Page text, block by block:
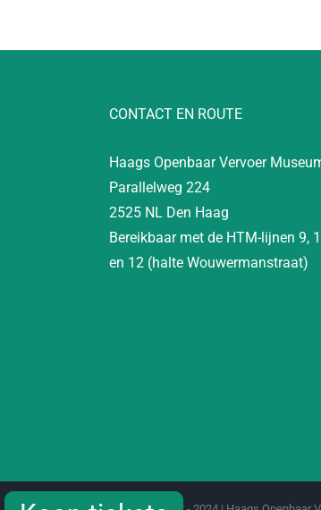
CONTACT EN ROUTE
Haags Openbaar Vervoer
Parallelweg 224
2525 NL Den Haag
Bereikbaar met de HTM-lijnen 9,
en 12 (halte Wouwermanstraat)